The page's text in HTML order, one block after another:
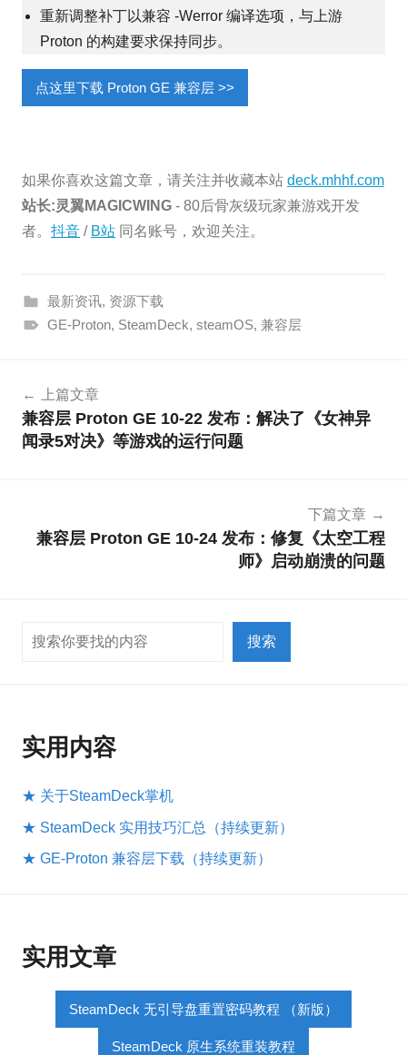
重新调整补丁以兼容 -Werror 编译选项，与上游
Proton 的构建要求保持同步。
点这里下载 Proton GE 兼容层 >>
如果你喜欢这篇文章，请关注并收藏本站 deck.mhhf.com
站长:灵翼MAGICWING - 80后骨灰级玩家兼游戏开发
者。 抖音 / B站 同名账号，欢迎关注。
最新资讯, 资源下载
GE-Proton, SteamDeck, steamOS, 兼容层
上篇文章
兼容层 Proton GE 10-22 发布：解决了《女神异
闻录5对决》等游戏的运行问题
下篇文章
兼容层 Proton GE 10-24 发布：修复《太空工程
师》启动崩溃的问题
搜索
搜索
实用内容
★ 关于SteamDeck掌机
★ SteamDeck 实用技巧汇总（持续更新）
★ GE-Proton 兼容层下载（持续更新）
实用文章
SteamDeck 无引导盘重置密码教程 （新版）
SteamDeck 原生系统重装教程